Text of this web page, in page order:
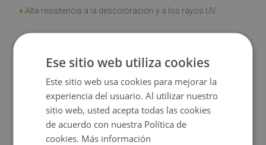
♦ Alta resistencia a la descoloración y a los rayos UV.
♦
El producto fácil de limpiar, resistente a las manchas y al
Tenga en cuenta que los daños causados por el uso
debido al paso del tiempo (por ejemplo, abrasión) no son
Ese sitio web utiliza cookies
Este sitio web usa cookies para mejorar la
experiencia del usuario. Al utilizar nuestro
sitio web, usted acepta todas las cookies
de acuerdo con nuestra Política de
cookies. Más información